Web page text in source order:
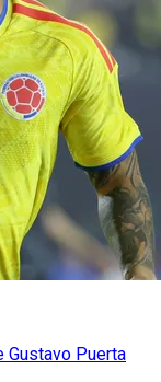
Gustavo Puerta